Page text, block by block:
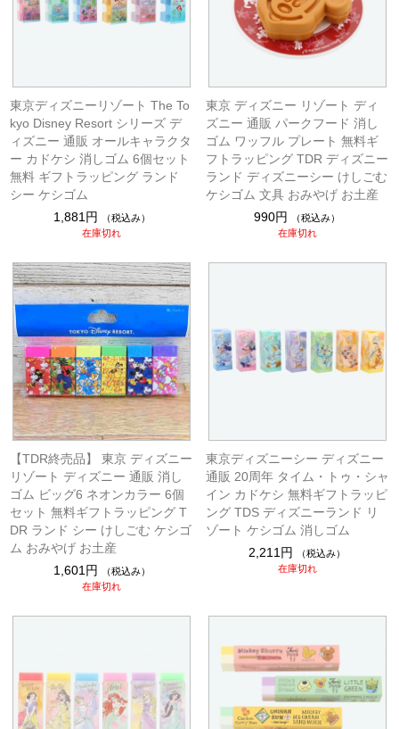
東京ディズニーリゾート The To
kyo Disney Resort シリーズ デ
ィズニー 通販 オールキャラクタ
ー カドケシ 消しゴム 6個セット
無料 ギフトラッピング ランド
シー ケシゴム
1,881円
（税込み）
在庫切れ
東京 ディズニー リゾート ディ
ズニー 通販 パークフード 消し
ゴム ワッフル プレート 無料ギ
フトラッピング TDR ディズニー
ランド ディズニーシー けしごむ
ケシゴム 文具 おみやげ お土産
990円
（税込み）
在庫切れ
【TDR終売品】 東京 ディズニー
リゾート ディズニー 通販 消し
ゴム ビッグ6 ネオンカラー 6個
セット 無料ギフトラッピング T
DR ランド シー けしごむ ケシゴ
ム おみやげ お土産
1,601円
（税込み）
在庫切れ
東京ディズニーシー ディズニー
通販 20周年 タイム・トゥ・シャ
イン カドケシ 無料ギフトラッピ
ング TDS ディズニーランド リ
ゾート ケシゴム 消しゴム
2,211円
（税込み）
在庫切れ